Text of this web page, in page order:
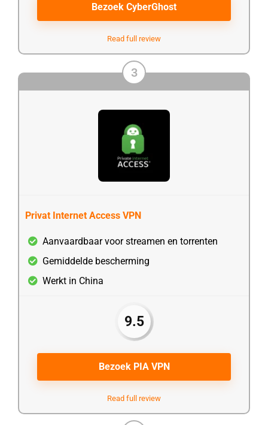
Bezoek CyberGhost
Read full review
3
Privat Internet Access VPN
Aanvaardbaar voor streamen en torrenten
Gemiddelde bescherming
Werkt in China
9.5
Bezoek PIA VPN
Read full review